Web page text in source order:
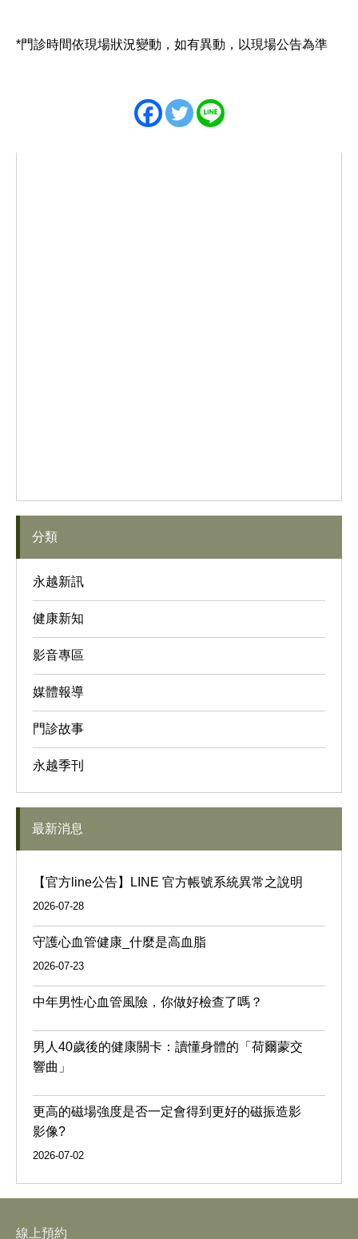
*門診時間依現場狀況變動，如有異動，以現場公告為準
分類
永越新訊
健康新知
影音專區
媒體報導
門診故事
永越季刊
最新消息
【官方line公告】LINE 官方帳號系統異常之說明
2026-07-28
守護心血管健康_什麼是高血脂
2026-07-23
中年男性心血管風險，你做好檢查了嗎？
男人40歲後的健康關卡：讀懂身體的「荷爾蒙交
響曲」
更高的磁場強度是否一定會得到更好的磁振造影
影像?
2026-07-02
線上預約